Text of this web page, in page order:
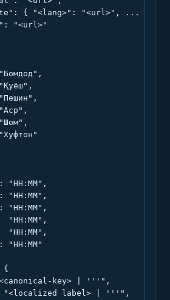
{ "<lang>": "<url>", ... },
"<url>"
"HH:MM",
"HH:MM",
"HH:MM",
"HH:MM",
"HH:MM",
"HH:MM"
{
key> | '''",
label> | '''",